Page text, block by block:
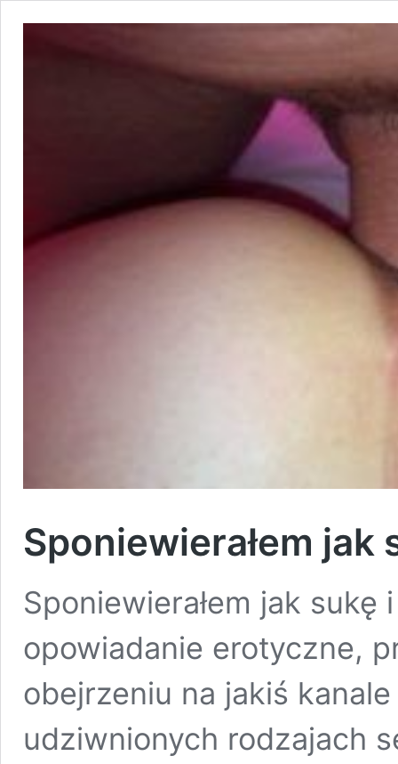
Sponiewierałem jak
Sponiewierałem jak sukę
opowiadanie erotyczne,
obejrzeniu na jakiś
udziwnionych rodzajach